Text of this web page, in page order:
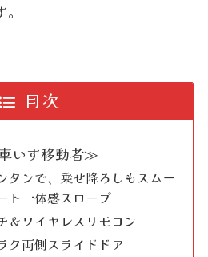
目次
いす移動者≫
タンで、乗せ降ろしもスムー
ト一体感スロープ
＆ワイヤレスリモコン
ク両側スライドドア